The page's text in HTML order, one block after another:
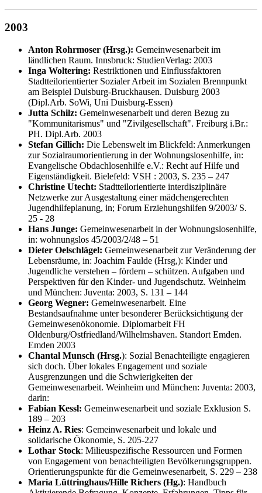
2003
Anton Rohrmoser (Hrsg.): Gemeinwesenarbeit im
ländlichen Raum. Innsbruck: StudienVerlag: 2003
Inga Woltering: Restriktionen und Einflussfaktoren
Stadtteilorientierter Sozialer Arbeit im Sozialen Brennpunkt
am Beispiel Duisburg-Bruckhausen. Duisburg 2003
(Dipl.Arb. SoWi, Uni Duisburg-Essen)
Jutta Schilz: Gemeinwesenarbeit und deren Bezug zu
"Kommunitarismus" und "Zivilgesellschaft". Freiburg i.Br.:
PH. Dipl.Arb. 2003
Stefan Gillich: Die Lebenswelt im Blickfeld: Anmerkungen
zur Sozialraumorientierung in der Wohnungslosenhilfe, in:
Evangelische Obdachlosenhilfe e.V.: Recht auf Hilfe und
Eigenständigkeit. Bielefeld: VSH : 2003, S. 235 – 247
Christine Utecht: Stadtteilorientierte interdisziplinäre
Netzwerke zur Ausgestaltung einer mädchengerechten
Jugendhilfeplanung, in; Forum Erziehungshilfen 9/2003/ S.
25 - 28
Hans Junge: Gemeinwesenarbeit in der Wohnungslosenhilfe,
in: wohnungslos 45/2003/2/48 – 51
Dieter Oelschlägel: Gemeinwesenarbeit zur Veränderung der
Lebensräume, in: Joachim Faulde (Hrsg,): Kinder und
Jugendliche verstehen – fördern – schützen. Aufgaben und
Perspektiven für den Kinder- und Jugendschutz. Weinheim
und München: Juventa: 2003, S. 131 – 144
Georg Wegner: Gemeinwesenarbeit. Eine
Bestandsaufnahme unter besonderer Berücksichtigung der
Gemeinwesenökonomie. Diplomarbeit FH
Oldenburg/Ostfriedland/Wilhelmshaven. Standort Emden.
Emden 2003
Chantal Munsch (Hrsg.): Sozial Benachteiligte engagieren
sich doch. Über lokales Engagement und soziale
Ausgrenzungen und die Schwierigkeiten der
Gemeinwesenarbeit. Weinheim und München: Juventa: 2003,
darin:
Fabian Kessl: Gemeinwesenarbeit und soziale Exklusion S.
189 – 203
Heinz A. Ries: Gemeinwesenarbeit und lokale und
solidarische Ökonomie, S. 205-227
Lothar Stock: Milieuspezifische Ressourcen und Formen
von Engagement von benachteiligten Bevölkerungsgruppen.
Orientierungspunkte für die Gemeinwesenarbeit, S. 229 – 238
Maria Lüttringhaus/Hille Richers (Hg.): Handbuch